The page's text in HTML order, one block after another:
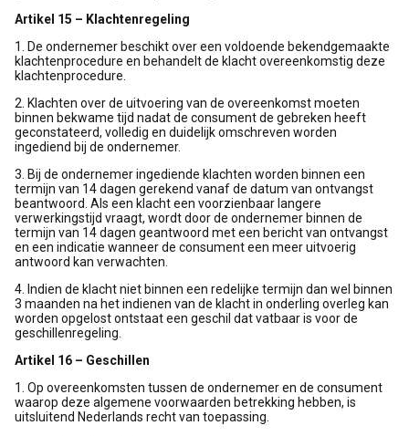
Artikel 15 – Klachtenregeling
1. De ondernemer beschikt over een voldoende bekendgemaakte
klachtenprocedure en behandelt de klacht overeenkomstig deze
klachtenprocedure.
2. Klachten over de uitvoering van de overeenkomst moeten
binnen bekwame tijd nadat de consument de gebreken heeft
geconstateerd, volledig en duidelijk omschreven worden
ingediend bij de ondernemer.
3. Bij de ondernemer ingediende klachten worden binnen een
termijn van 14 dagen gerekend vanaf de datum van ontvangst
beantwoord. Als een klacht een voorzienbaar langere
verwerkingstijd vraagt, wordt door de ondernemer binnen de
termijn van 14 dagen geantwoord met een bericht van ontvangst
en een indicatie wanneer de consument een meer uitvoerig
antwoord kan verwachten.
4. Indien de klacht niet binnen een redelijke termijn dan wel binnen
3 maanden na het indienen van de klacht in onderling overleg kan
worden opgelost ontstaat een geschil dat vatbaar is voor de
geschillenregeling.
Artikel 16 – Geschillen
1. Op overeenkomsten tussen de ondernemer en de consument
waarop deze algemene voorwaarden betrekking hebben, is
uitsluitend Nederlands recht van toepassing.